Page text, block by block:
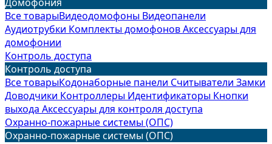
Все товарыВидеодомофоны Видеопанели
Аудиотрубки Комплекты домофоновАксессуары для
домофонии
Контроль доступа
Контроль доступа
Все товарыКодонаборные панели Считыватели Замки
Доводчики Контроллеры Идентификаторы Кнопки
выхода Аксессуары для контроля доступа
Охранно-пожарные системы (ОПС)
Охранно-пожарные системы (ОПС)